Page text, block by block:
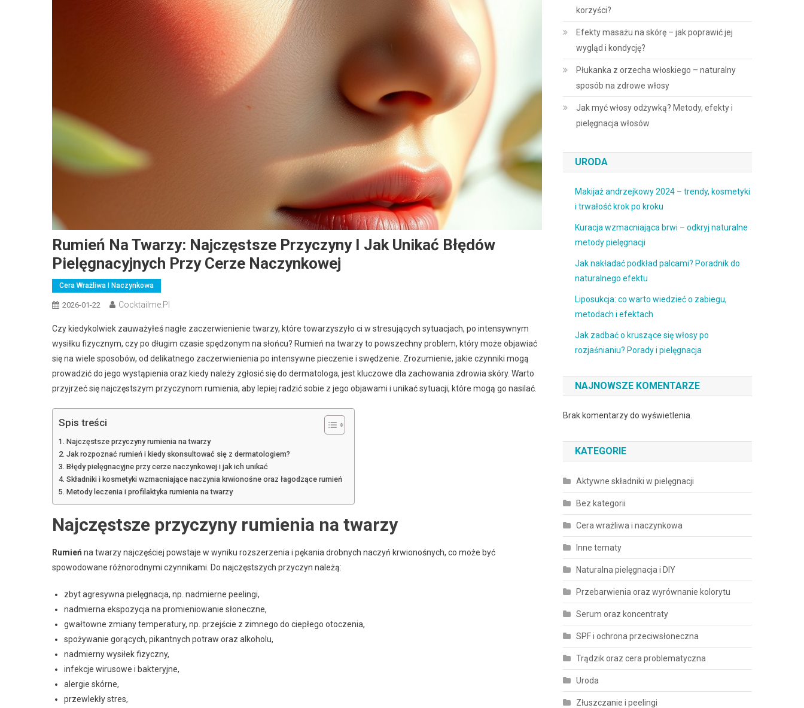
Rumień Na Twarzy: Najczęstsze Przyczyny I Jak Unikać Błędów
Pielęgnacyjnych Przy Cerze Naczynkowej
Cera Wrażliwa I Naczynkowa
2026-01-22 Cocktailme.pl
Czy kiedykolwiek zauważyłeś nagłe zaczerwienienie twarzy, które towarzyszyło ci w stresujących sytuacjach, po intensywnym
wysiłku fizycznym, czy po długim czasie spędzonym na słońcu? Rumień na twarzy to powszechny problem, który może objawiać
się na wiele sposobów, od delikatnego zaczerwienienia po intensywne pieczenie i swędzenie. Zrozumienie, jakie czynniki mogą
prowadzić do jego wystąpienia oraz kiedy należy zgłosić się do dermatologa, jest kluczowe dla zachowania zdrowia skóry. Warto
przyjrzeć się najczęstszym przyczynom rumienia, aby lepiej radzić sobie z jego objawami i unikać sytuacji, które mogą go nasilać.
Spis treści
Najczęstsze przyczyny rumienia na twarzy
Jak rozpoznać rumień i kiedy skonsultować się z dermatologiem?
Błędy pielęgnacyjne przy cerze naczynkowej i jak ich unikać
Składniki i kosmetyki wzmacniające naczynia krwionośne oraz łagodzące rumień
Metody leczenia i profilaktyka rumienia na twarzy
Najczęstsze przyczyny rumienia na twarzy
Rumień na twarzy najczęściej powstaje w wyniku rozszerzenia i pękania drobnych naczyń krwionośnych, co może być
spowodowane różnorodnymi czynnikami. Do najczęstszych przyczyn należą:
zbyt agresywna pielęgnacja, np. nadmierne peelingi,
nadmierna ekspozycja na promieniowanie słoneczne,
gwałtowne zmiany temperatury, np. przejście z zimnego do ciepłego otoczenia,
spożywanie gorących, pikantnych potraw oraz alkoholu,
nadmierny wysiłek fizyczny,
infekcje wirusowe i bakteryjne,
alergie skórne,
przewlekły stres,
korzyści?
Efekty masażu na skórę – jak poprawić jej
wygląd i kondycję?
Płukanka z orzecha włoskiego – naturalny
sposób na zdrowe włosy
Jak myć włosy odżywką? Metody, efekty i
pielęgnacja włosów
URODA
Makijaż andrzejkowy 2024 – trendy, kosmetyki
i trwałość krok po kroku
Kuracja wzmacniająca brwi – odkryj naturalne
metody pielęgnacji
Jak nakładać podkład palcami? Poradnik do
naturalnego efektu
Liposukcja: co warto wiedzieć o zabiegu,
metodach i efektach
Jak zadbać o kruszące się włosy po
rozjaśnianiu? Porady i pielęgnacja
NAJNOWSZE KOMENTARZE
Brak komentarzy do wyświetlenia.
KATEGORIE
Aktywne składniki w pielęgnacji
Bez kategorii
Cera wrażliwa i naczynkowa
Inne tematy
Naturalna pielęgnacja i DIY
Przebarwienia oraz wyrównanie kolorytu
Serum oraz koncentraty
SPF i ochrona przeciwsłoneczna
Trądzik oraz cera problematyczna
Uroda
Złuszczanie i peelingi